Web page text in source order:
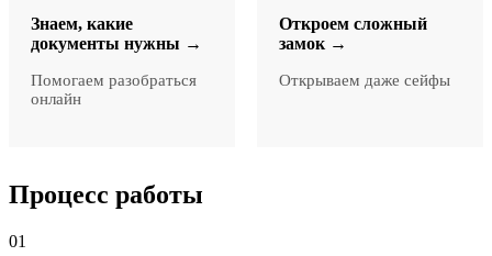
Знаем, какие
документы нужны →
Помогаем разобраться
онлайн
Откроем сложный
замок →
Открываем даже сейфы
Процесс работы
01